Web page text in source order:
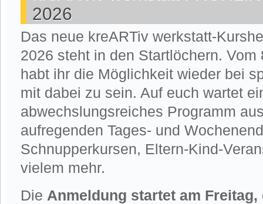
2026
Das neue kreARTiv werkstatt-
2026 steht in den Startlöchern. Vom
habt ihr die Möglichkeit wieder bei
mit dabei zu sein. Auf euch wartet
abwechslungsreiches Programm
aufregenden Tages- und
Schnupperkursen, Eltern-Kind-
vielem mehr.
Die Anmeldung startet am Freitag,